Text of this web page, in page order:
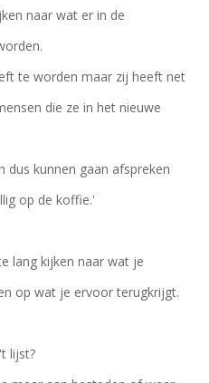
naar wat er in de
te worden maar zij heeft net
die ze in het nieuwe
dus kunnen gaan afspreken
op de koffie.'
lang kijken naar wat je
op wat je ervoor terugkrijgt.
lijst?